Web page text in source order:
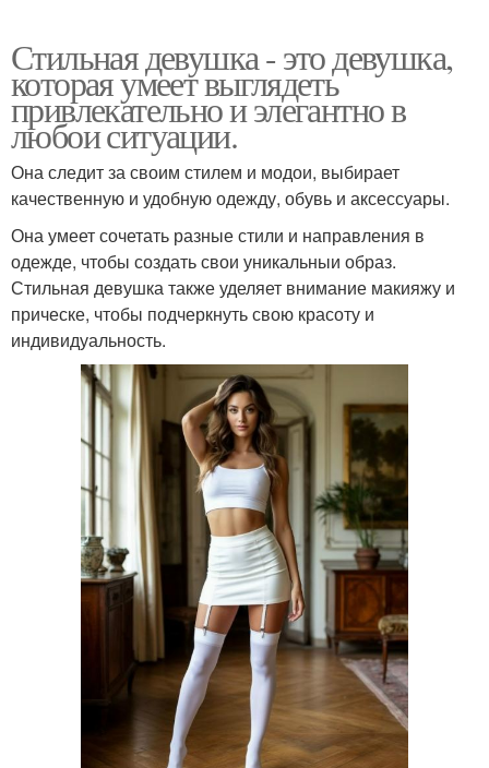
Стильная девушка - это девушка,
которая умеет выглядеть
привлекательно и элегантно в
любои ситуации.
Она следит за своим стилем и модои, выбирает
качественную и удобную одежду, обувь и аксессуары.
Она умеет сочетать разные стили и направления в
одежде, чтобы создать свои уникальныи образ.
Стильная девушка также уделяет внимание макияжу и
прическе, чтобы подчеркнуть свою красоту и
индивидуальность.